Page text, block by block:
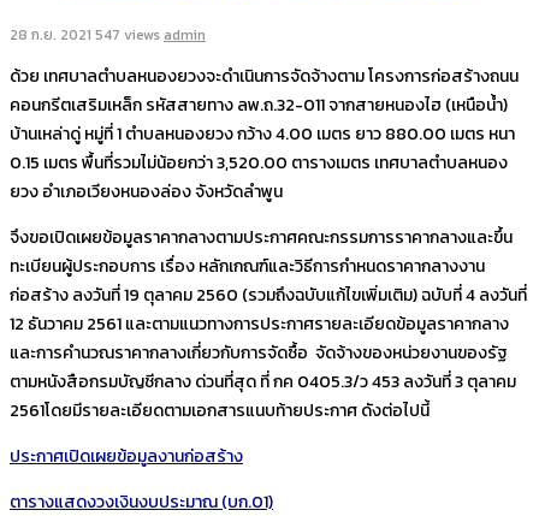
28 ก.ย. 2021 547 views admin
ด้วย เทศบาลตำบลหนองยวงจะดำเนินการจัดจ้างตาม โครงการก่อสร้างถนน
คอนกรีตเสริมเหล็ก รหัสสายทาง ลพ.ถ.32-011 จากสายหนองไฮ (เหนือน้ำ)
บ้านเหล่าดู่ หมู่ที่ 1 ตำบลหนองยวง กว้าง 4.00 เมตร ยาว 880.00 เมตร หนา
0.15 เมตร พื้นที่รวมไม่น้อยกว่า 3,520.00 ตารางเมตร เทศบาลตำบลหนอง
ยวง อำเภอเวียงหนองล่อง จังหวัดลำพูน
จึงขอเปิดเผยข้อมูลราคากลางตามประกาศคณะกรรมการราคากลางและขึ้น
ทะเบียนผู้ประกอบการ เรื่อง หลักเกณฑ์และวิธีการกำหนดราคากลางงาน
ก่อสร้าง ลงวันที่ 19 ตุลาคม 2560 (รวมถึงฉบับแก้ไขเพิ่มเติม) ฉบับที่ 4 ลงวันที่
12 ธันวาคม 2561 และตามแนวทางการประกาศรายละเอียดข้อมูลราคากลาง
และการคำนวณราคากลางเกี่ยวกับการจัดซื้อ จัดจ้างของหน่วยงานของรัฐ
ตามหนังสือกรมบัญชีกลาง ด่วนที่สุด ที่ กค 0405.3/ว 453 ลงวันที่ 3 ตุลาคม
2561โดยมีรายละเอียดตามเอกสารแนบท้ายประกาศ ดังต่อไปนี้
ประกาศเปิดเผยข้อมูลงานก่อสร้าง
ตารางแสดงวงเงินงบประมาณ (บก.01)